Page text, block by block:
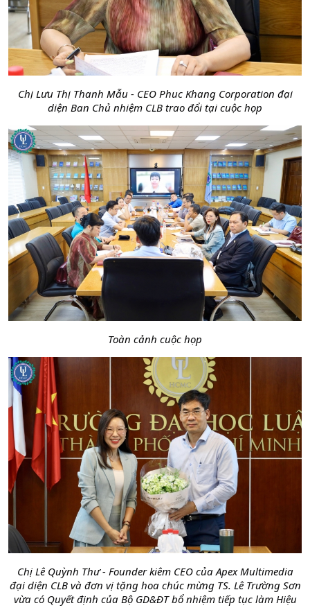
Chị Lưu Thị Thanh Mẫu - CEO Phuc Khang Corporation đại
diện Ban Chủ nhiệm CLB trao đổi tại cuộc họp
Toàn cảnh cuộc họp
Chị Lê Quỳnh Thư - Founder kiêm CEO của Apex Multimedia
đại diện CLB và đơn vị tặng hoa chúc mừng TS. Lê Trường Sơn
vừa có Quyết định của Bộ GD&ĐT bổ nhiệm tiếp tục làm Hiệu